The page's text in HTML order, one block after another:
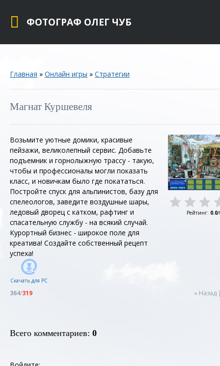
ФОТОГРАФ ОЛЕГ ЧУБ
Главная » Онлайн игры » Стратегии
Магнат Куршевеля
Возьмите уютные домики, красивые
пейзажи, великолепный сервис. Добавьте
подъемник и горнолыжную трассу - такую,
чтобы и профессионалы могли показать
класс, и новичкам было где покататься.
Постройте спуск для альпинистов, базу для
спелеологов, заведите воздушные шары,
ледовый дворец с катком, рафтинг и
спасательную службу - на всякий случай.
Курортный бизнес - широкое поле для
креатива! Создайте собственный рецепт
успеха!
Скачать для PC
Рейтинг: 0.0/
« Назад
364/319
Всего комментариев: 0